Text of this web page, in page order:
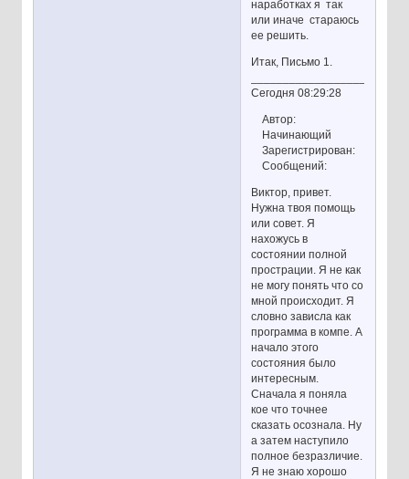
наработках я так
или иначе стараюсь
ее решить.
Итак, Письмо 1.
Сегодня 08:29:28
Автор:
Начинающий
Зарегистрирован:
Сообщений:
Виктор, привет.
Нужна твоя помощь
или совет. Я
нахожусь в
состоянии полной
прострации. Я не как
не могу понять что со
мной происходит. Я
словно зависла как
программа в компе. А
начало этого
состояния было
интересным.
Сначала я поняла
кое что точнее
сказать осознала. Ну
а затем наступило
полное безразличие.
Я не знаю хорошо